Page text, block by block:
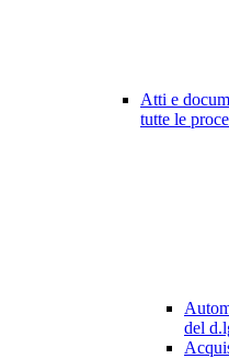
Atti e
tutte le
del